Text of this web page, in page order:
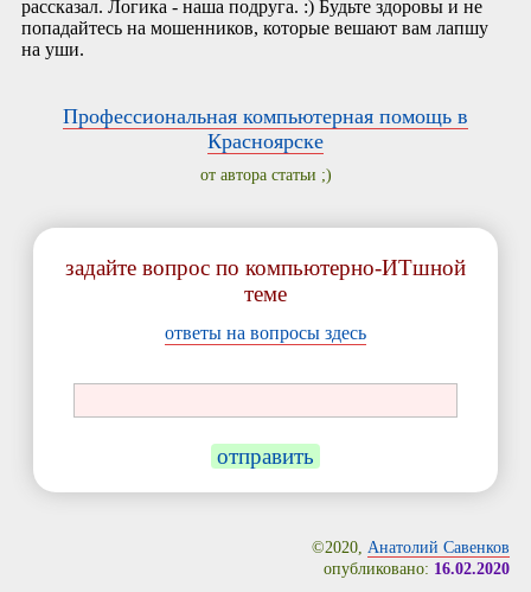
рассказал. Логика - наша подруга. :) Будьте здоровы и не
попадайтесь на мошенников, которые вешают вам лапшу
на уши.
Профессиональная компьютерная помощь в
Красноярске
от автора статьи ;)
задайте вопрос по компьютерно-ИТшной
теме
ответы на вопросы здесь
отправить
©2020, Анатолий Савенков
опубликовано: 16.02.2020